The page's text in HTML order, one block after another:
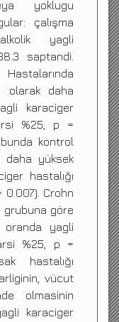
yoklugu
çalışma
yagli
saptandi.
olarak daha
karaciger
%25; p =
kontrol
daha yüksek
hastalığı
0.007). Crohn
grubuna göre
oranda yagli
%25, p =
hastalığı
vücut
olmasinin
karaciger